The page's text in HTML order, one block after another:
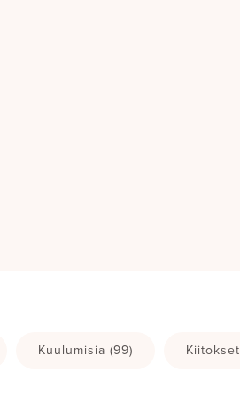
Kuulumisia (99) Kiitokset